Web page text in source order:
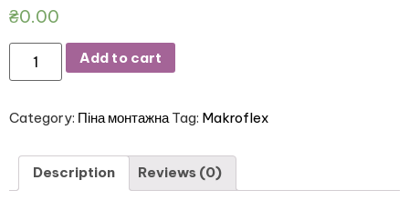
₴0.00
Add to cart
Category: Піна монтажна Tag: Makroflex
Description Reviews (0)